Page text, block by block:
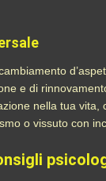
e di
nella tua vita,
o vissuto con